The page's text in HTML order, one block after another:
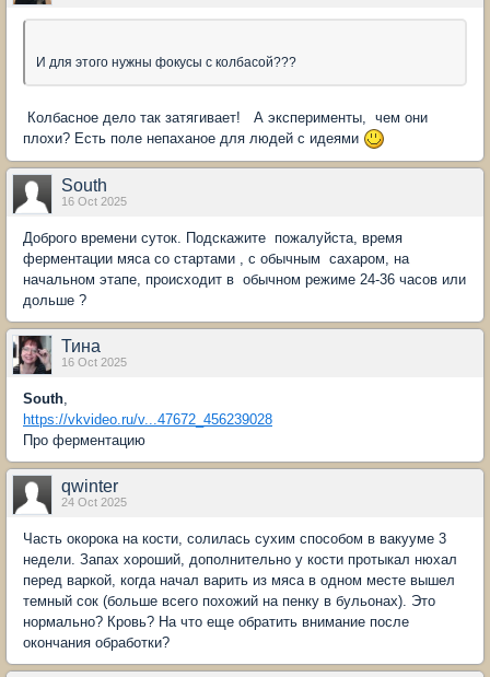
И для этого нужны фокусы с колбасой???
Колбасное дело так затягивает! А эксперименты, чем они
плохи? Есть поле непаханое для людей с идеями
South
16 Oct 2025
Доброго времени суток. Подскажите пожалуйста, время
ферментации мяса со стартами , с обычным сахаром, на
начальном этапе, происходит в обычном режиме 24-36 часов или
дольше ?
Тина
16 Oct 2025
South,
https://vkvideo.ru/v...47672_456239028
Про ферментацию
qwinter
24 Oct 2025
Часть окорока на кости, солилась сухим способом в вакууме 3
недели. Запах хороший, дополнительно у кости протыкал нюхал
перед варкой, когда начал варить из мяса в одном месте вышел
темный сок (больше всего похожий на пенку в бульонах). Это
нормально? Кровь? На что еще обратить внимание после
окончания обработки?